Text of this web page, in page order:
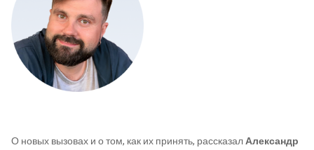
О новых вызовах и о том, как их принять, рассказалАлександр